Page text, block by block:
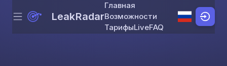
Skip to content
Menu LeakRadar
Главная
Возможности
ТарифыLiveFAQ